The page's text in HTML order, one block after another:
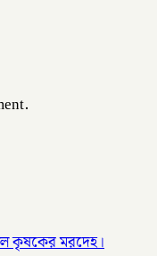
কৃষকের মরদেহ।